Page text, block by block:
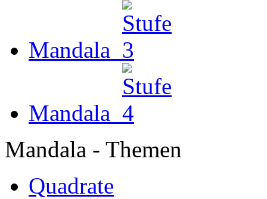
Mandala
Mandala
Mandala - Themen
Quadrate